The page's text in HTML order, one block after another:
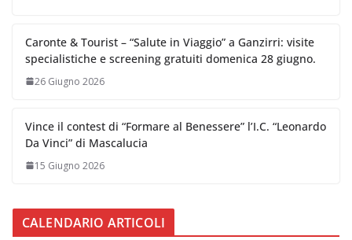
Caronte & Tourist – “Salute in Viaggio” a Ganzirri: visite
specialistiche e screening gratuiti domenica 28 giugno.
26 Giugno 2026
Vince il contest di “Formare al Benessere” l’I.C. “Leonardo
Da Vinci” di Mascalucia
15 Giugno 2026
CALENDARIO ARTICOLI